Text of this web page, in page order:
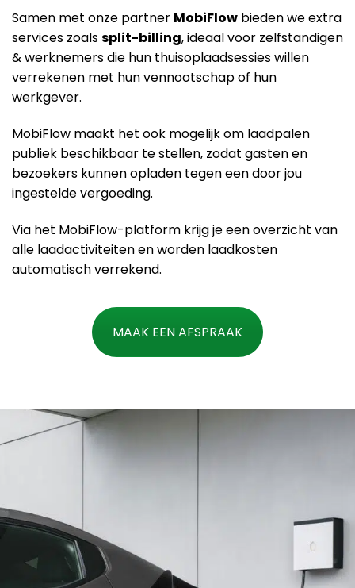
Samen met onze partner MobiFlow bieden we extra
services zoalssplit-billing, ideaal voor zelfstandigen
& werknemers die hun thuisoplaadsessies willen
verrekenen met hun vennootschap of hun
werkgever.
MobiFlow maakt het ook mogelijk om laadpalen
publiek beschikbaar te stellen, zodat gasten en
bezoekers kunnen opladen tegen een door jou
ingestelde vergoeding.
Via het MobiFlow-platform krijg je een overzicht van
alle laadactiviteiten en worden laadkosten
automatisch verrekend​.
MAAK EEN AFSPRAAK